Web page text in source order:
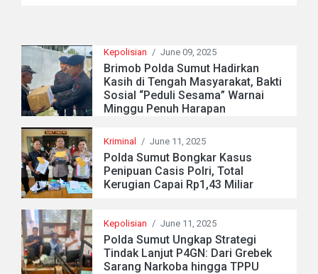
Kepolisian / June 09, 2025
Brimob Polda Sumut Hadirkan
Kasih di Tengah Masyarakat, Bakti
Sosial “Peduli Sesama” Warnai
Minggu Penuh Harapan
Kriminal / June 11, 2025
Polda Sumut Bongkar Kasus
Penipuan Casis Polri, Total
Kerugian Capai Rp1,43 Miliar
Kepolisian / June 11, 2025
Polda Sumut Ungkap Strategi
Tindak Lanjut P4GN: Dari Grebek
Sarang Narkoba hingga TPPU